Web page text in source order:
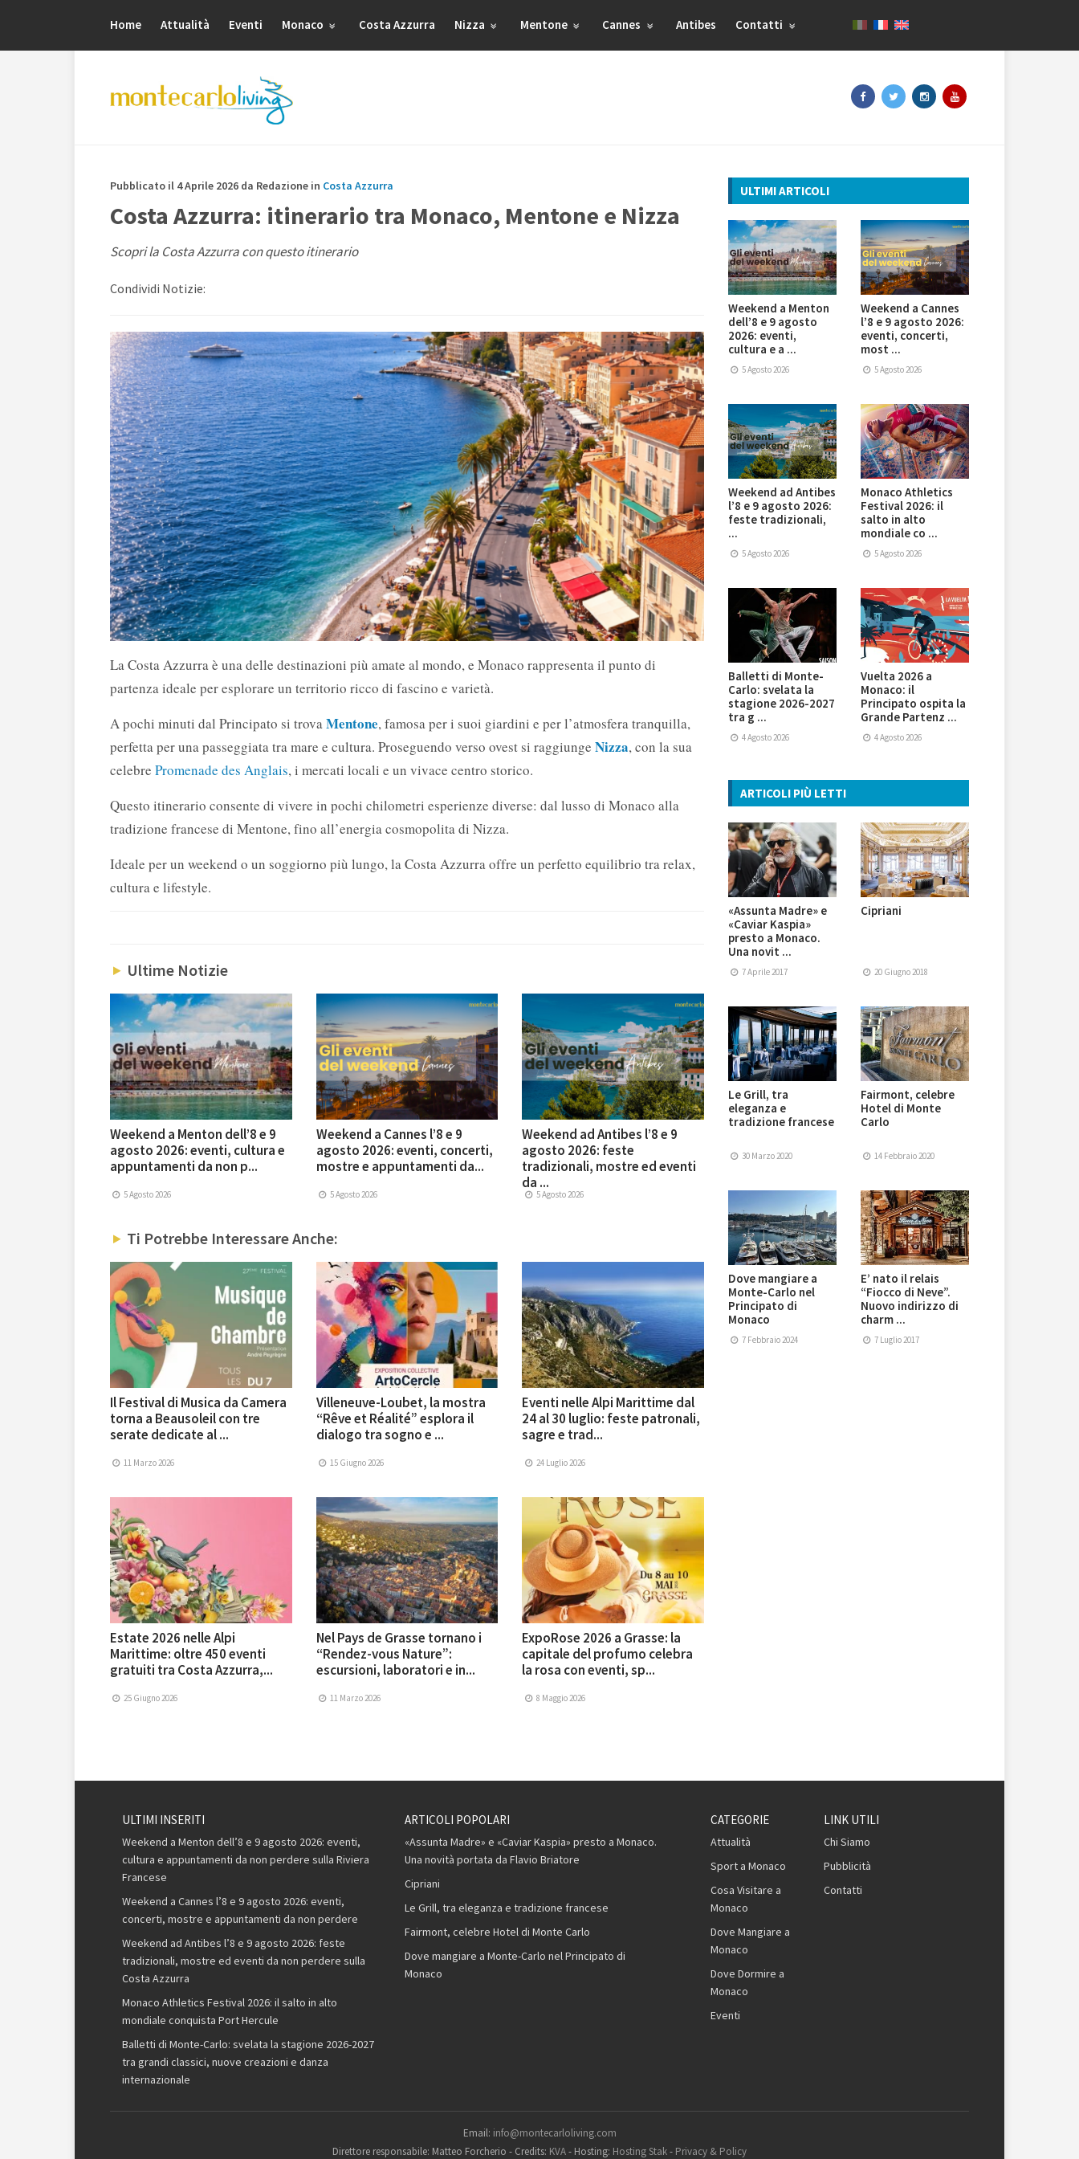
Home Attualità Eventi Monaco Costa Azzurra Nizza Mentone Cannes Antibes Contatti
Pubblicato il 4 Aprile 2026 da Redazione in Costa Azzurra
Costa Azzurra: itinerario tra Monaco, Mentone e Nizza
Scopri la Costa Azzurra con questo itinerario
Condividi Notizie:
La Costa Azzurra è una delle destinazioni più amate al mondo, e Monaco rappresenta il punto di
partenza ideale per esplorare un territorio ricco di fascino e varietà.
A pochi minuti dal Principato si trovaMentone, famosa per i suoi giardini e per l’atmosfera tranquilla,
perfetta per una passeggiata tra mare e cultura. Proseguendo verso ovest si raggiunge Nizza, con la sua
celebre Promenade des Anglais, i mercati locali e un vivace centro storico.
Questo itinerario consente di vivere in pochi chilometri esperienze diverse: dal lusso di Monaco alla
tradizione francese di Mentone, fino all’energia cosmopolita di Nizza.
Ideale per un weekend o un soggiorno più lungo, la Costa Azzurra offre un perfetto equilibrio tra relax,
cultura e lifestyle.
Ultime Notizie
Weekend a Menton dell’8 e 9
agosto 2026: eventi, cultura e
appuntamenti da non p...
5 Agosto 2026
Weekend a Cannes l’8 e 9
agosto 2026: eventi, concerti,
mostre e appuntamenti da...
5 Agosto 2026
Weekend ad Antibes l’8 e 9
agosto 2026: feste
tradizionali, mostre ed eventi
da ...
5 Agosto 2026
Ti Potrebbe Interessare Anche:
Il Festival di Musica da Camera
torna a Beausoleil con tre
serate dedicate al ...
11 Marzo 2026
Villeneuve-Loubet, la mostra
“Rêve et Réalité” esplora il
dialogo tra sogno e ...
15 Giugno 2026
Eventi nelle Alpi Marittime dal
24 al 30 luglio: feste patronali,
sagre e trad...
24 Luglio 2026
Estate 2026 nelle Alpi
Marittime: oltre 450 eventi
gratuiti tra Costa Azzurra,...
25 Giugno 2026
Nel Pays de Grasse tornano i
“Rendez-vous Nature”:
escursioni, laboratori e in...
11 Marzo 2026
ExpoRose 2026 a Grasse: la
capitale del profumo celebra
la rosa con eventi, sp...
8 Maggio 2026
ULTIMI ARTICOLI
Weekend a Menton
dell’8 e 9 agosto
2026: eventi,
cultura e a ...
5 Agosto 2026
Weekend a Cannes
l’8 e 9 agosto 2026:
eventi, concerti,
most ...
5 Agosto 2026
Weekend ad Antibes
l’8 e 9 agosto 2026:
feste tradizionali,
...
5 Agosto 2026
Monaco Athletics
Festival 2026: il
salto in alto
mondiale co ...
5 Agosto 2026
Balletti di Monte-
Carlo: svelata la
stagione 2026-2027
tra g ...
4 Agosto 2026
Vuelta 2026 a
Monaco: il
Principato ospita la
Grande Partenz ...
4 Agosto 2026
ARTICOLI PIÙ LETTI
«Assunta Madre» e
«Caviar Kaspia»
presto a Monaco.
Una novit ...
7 Aprile 2017
Cipriani
20 Giugno 2018
Le Grill, tra
eleganza e
tradizione francese
30 Marzo 2020
Fairmont, celebre
Hotel di Monte
Carlo
14 Febbraio 2020
Dove mangiare a
Monte-Carlo nel
Principato di
Monaco
7 Febbraio 2024
E’ nato il relais
“Fiocco di Neve”.
Nuovo indirizzo di
charm ...
7 Luglio 2017
ULTIMI INSERITI
Weekend a Menton dell’8 e 9 agosto 2026: eventi,
cultura e appuntamenti da non perdere sulla Riviera
Francese
Weekend a Cannes l’8 e 9 agosto 2026: eventi,
concerti, mostre e appuntamenti da non perdere
Weekend ad Antibes l’8 e 9 agosto 2026: feste
tradizionali, mostre ed eventi da non perdere sulla
Costa Azzurra
Monaco Athletics Festival 2026: il salto in alto
mondiale conquista Port Hercule
Balletti di Monte-Carlo: svelata la stagione 2026-2027
tra grandi classici, nuove creazioni e danza
internazionale
ARTICOLI POPOLARI
«Assunta Madre» e «Caviar Kaspia» presto a Monaco.
Una novità portata da Flavio Briatore
Cipriani
Le Grill, tra eleganza e tradizione francese
Fairmont, celebre Hotel di Monte Carlo
Dove mangiare a Monte-Carlo nel Principato di
Monaco
CATEGORIE
Attualità
Sport a Monaco
Cosa Visitare a
Monaco
Dove Mangiare a
Monaco
Dove Dormire a
Monaco
Eventi
LINK UTILI
Chi Siamo
Pubblicità
Contatti
Email: info@montecarloliving.com
Direttore responsabile: Matteo Forcherio - Credits: KVA- Hosting: Hosting Stak- Privacy & Policy